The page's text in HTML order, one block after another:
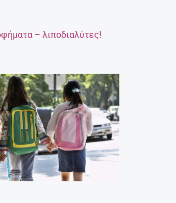
– λιποδιαλύτες!